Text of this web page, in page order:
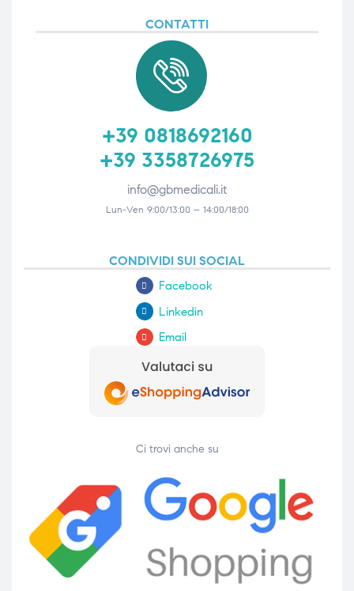
CONTATTI
+39 0818692160
+39 3358726975
info@gbmedicali.it
Lun-Ven 9:00/13:00 – 14:00/18:00
CONDIVIDI SUI SOCIAL
Facebook
Linkedin
Email
Ci trovi anche su